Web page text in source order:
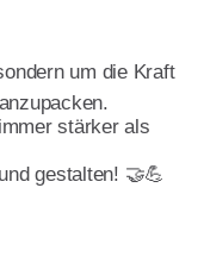
um die Kraft
stärker als
gestalten! 🤝💪